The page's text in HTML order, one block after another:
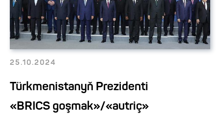
25.10.2024
Türkmenistanyň Prezidenti
«BRICS goşmak»/«autriç»